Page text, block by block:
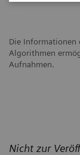
Die Informationen
Algorithmen
Aufnahmen.
Nicht zur